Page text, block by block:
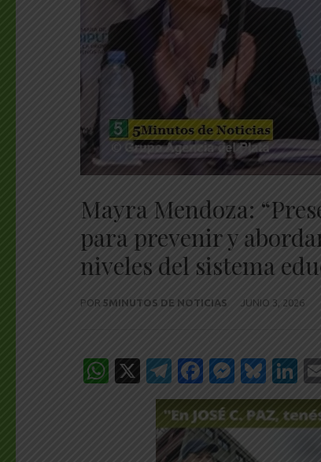
Mayra Mendoza:
para prevenir y
niveles del sistema
POR 5MINUTOS DE NOTICIAS JUNIO 3, 2026
WhatsApp
X Telegram
Facebook